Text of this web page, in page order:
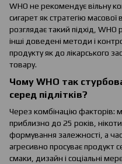
WHO не рекомендує вільну
сигарет як стратегію
розглядає такий підхід,
інші доведені методи і
продукту як до лікарського
товару.
Чому WHO так
серед підлітків?
Через комбінацію факторів:
приблизно до 25 років,
формування залежності, а
агресивно просуває продукт
смаки, дизайн і соціальні